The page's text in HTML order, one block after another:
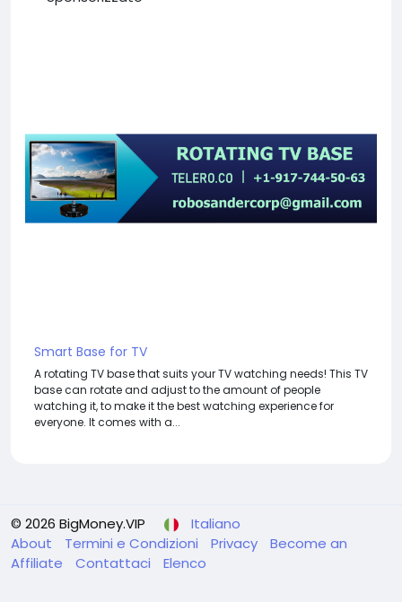
Smart Base for TV
A rotating TV base that suits your TV watching needs! This TV
base can rotate and adjust to the amount of people
watching it, to make it the best watching experience for
everyone. It comes with a...
© 2026 BigMoney.VIP
Italiano
About
Termini e Condizioni Privacy
Become an
Affiliate
Contattaci Elenco